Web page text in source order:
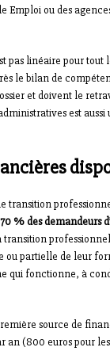
Emploi ou des
pas linéaire pour
le bilan de
et doivent le
est
transition
70 % des demandeurs
ou partielle de leur
qui fonctionne, à
source de
an (800 euros pour